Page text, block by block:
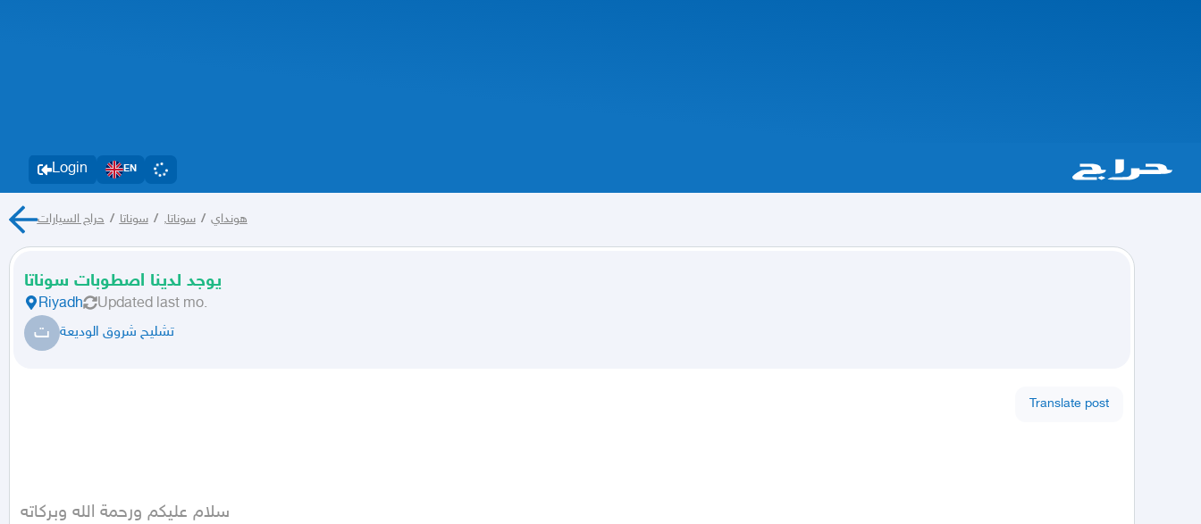
Login EN
هونداي / سوناتا, / سوناتا / حراج السيارات
يوجد لدينا اصطوبات سوناتا
Riyadh Updated last mo.
ت تشليح شروق الوديعة
Translate post
سلام عليكم ورحمة الله وبركاته